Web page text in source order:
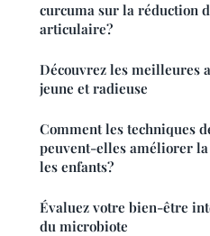
curcuma sur la réduction
articulaire?
Découvrez les meilleures
jeune et radieuse
Comment les techniques
peuvent-elles améliorer la
les enfants?
Évaluez votre bien-être
du microbiote